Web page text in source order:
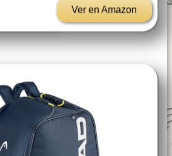
Ver en Amazon